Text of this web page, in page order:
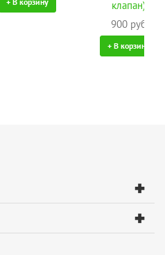
клапан)
900 руб
+ В корзину
+
+